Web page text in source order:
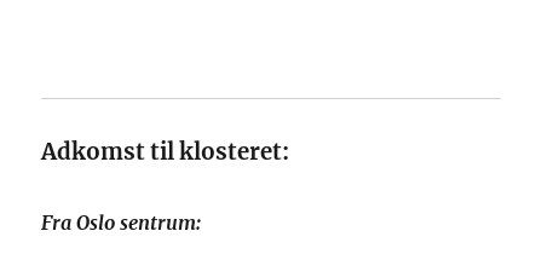
Adkomst til klosteret:
Fra Oslo sentrum: